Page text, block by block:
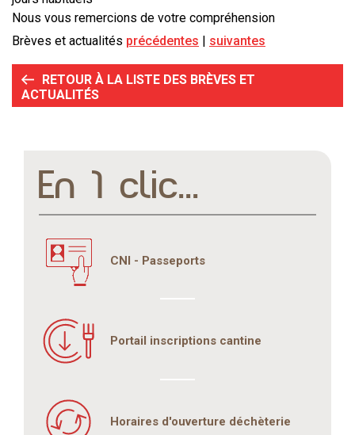
Nous vous remercions de votre compréhension
Brèves et actualités précédentes suivantes
RETOUR À LA LISTE DES BRÈVES ET
ACTUALITÉS
En 1 clic...
CNI - Passeports
Portail inscriptions cantine
Horaires d'ouverture déchèterie